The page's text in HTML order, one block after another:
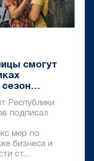
смогут
Республики
подписал
мер по
бизнеса и
ст...